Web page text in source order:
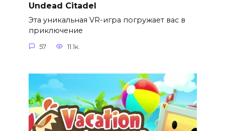
Undead Citadel
Эта уникальная VR-игра погружает вас в
приключение
57 11.1к.